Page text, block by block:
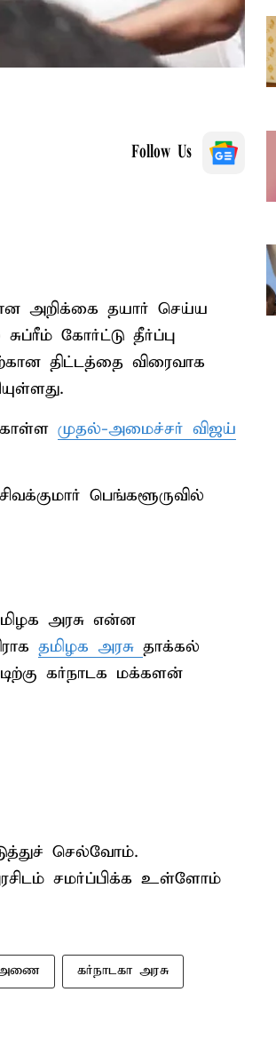
Follow Us
அறிக்கை தயார் செய்ய
கோர்ட்டு தீர்ப்பு
திட்டத்தை விரைவாக
முதல்-அமைச்சர் விஜய்
பெங்களூருவில்
அரசு என்ன
தமிழக அரசு தாக்கல்
கர்நாடக மக்களன்
செல்வோம்.
சமர்ப்பிக்க உள்ளோம்
அணை கர்நாடகா அரசு